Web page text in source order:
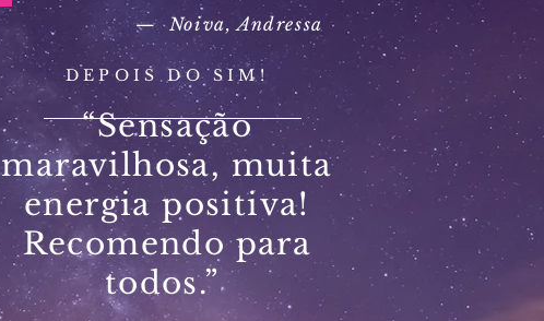
“Sensação
maravilhosa, muita
energia positiva!
Recomendo para
todos.”
DEPOIS DO SIM!
— Noiva, Andressa